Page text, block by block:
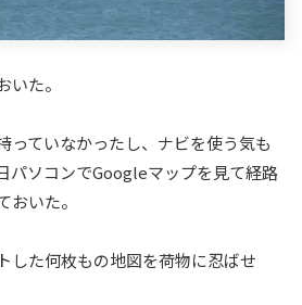
た。
っていなかったし、ナビを使う気も
パソコンでGoogleマップを見て経路
おいた。
した何枚もの地図を荷物に忍ばせ